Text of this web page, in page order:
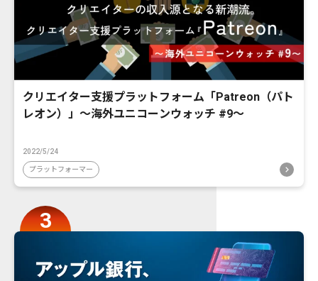
クリエイター支援プラットフォーム「Patreon（パト
レオン）」〜海外ユニコーンウォッチ #9〜
2022/5/24
プラットフォーマー